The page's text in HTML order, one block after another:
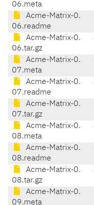
06.meta
Acme-Matrix-0.
06.readme
Acme-Matrix-0.
06.tar.gz
Acme-Matrix-0.
07.meta
Acme-Matrix-0.
07.readme
Acme-Matrix-0.
07.tar.gz
Acme-Matrix-0.
08.meta
Acme-Matrix-0.
08.readme
Acme-Matrix-0.
08.tar.gz
Acme-Matrix-0.
09.meta